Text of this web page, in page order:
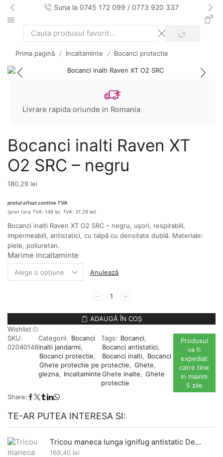
Suna la 0745 172 099 / 0773 920 337
0
Search
SEARCH
Prima pagină / Incaltaminte / Bocanci protectie
Livrare rapida oriunde in Romania
Bocanci inalti Raven XT
O2 SRC – negru
180,29 lei
pretul afisat contine TVA
(pret fara TVA: 149 lei, TVA: 31.29 lei)
Bocanci inalti Raven XT O2 SRC – negru, ușori, respirabili,
impermeabili, antistatici, cu talpă cu densitate dublă. Materiale:
piele, poliuretan.
Marime incaltaminte
Anulează
Cantitate
Bocanci
inalti
Raven
O2
SRC
-
negru
ADAUGĂ ÎN COȘ
Wishlist
SKU:
02040148
Categorii: Bocanci
inalti jandarmi,
Bocanci protectie,
Ghete protectie pe
glezna, Incaltaminte
Tags: Bocanci,
Bocanci antistatici,
Bocanci inalti, Bocanci
protectie, Ghete,
Ghete inalte, Ghete
protectie
Produsul
va fi
expediat
catre tine
in maxim
5 zile
Share:
TE-AR PUTEA INTERESA SI:
Tricou maneca lunga ignifug antistatic Defender - bleumarin
169,40 lei